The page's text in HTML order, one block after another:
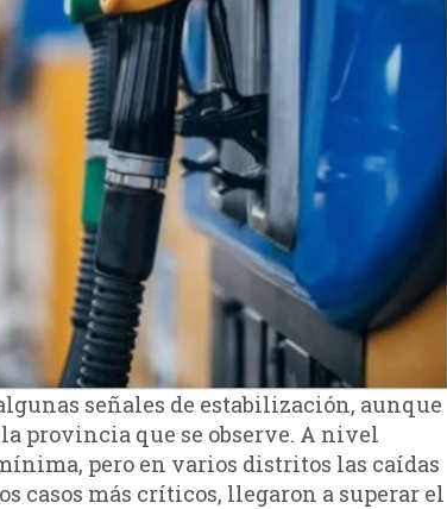
señales de estabilización, aunque
provincia que se observe. A nivel
pero en varios distritos las caídas
casos más críticos, llegaron a superar el